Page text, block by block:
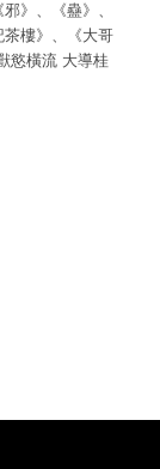
》、《蠱》、
茶樓》、《大哥
慾橫流 大導桂